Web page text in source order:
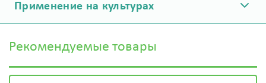
Применение на культурах
Рекомендуемые товары